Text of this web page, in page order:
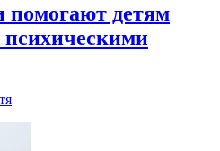
помогают детям
психическими